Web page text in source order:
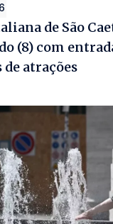
de São
(8) com
atrações